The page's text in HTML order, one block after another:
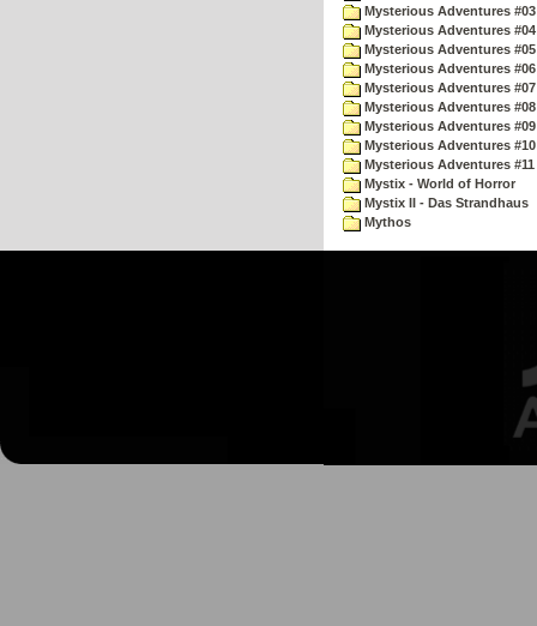
Mysterious Adventures
Mysterious Adventures
Mysterious Adventures
Mysterious Adventures
Mysterious Adventures
Mysterious Adventures
Mysterious Adventures
Mysterious Adventures
Mysterious Adventures
Mystix - World of Horror
Mystix II - Das Strandhaus
Mythos